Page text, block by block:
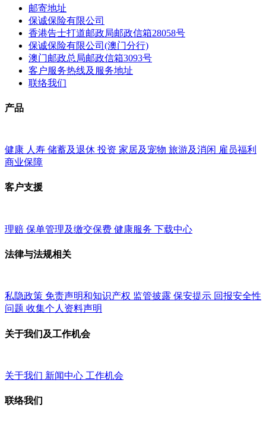
邮寄地址
保诚保险有限公司
香港告士打道邮政局邮政信箱28058号
保诚保险有限公司(澳门分行)
澳门邮政总局邮政信箱3093号
客户服务热线及服务地址
联络我们
产品
健康 人寿 储蓄及退休 投资 家居及宠物 旅游及消闲 雇员福利
商业保障
客户支援
理赔 保单管理及缴交保费 健康服务 下载中心
法律与法规相关
私隐政策 免责声明和知识产权 监管披露 保安提示 回报安全性
问题 收集个人资料声明
关于我们及工作机会
关于我们 新闻中心 工作机会
联络我们